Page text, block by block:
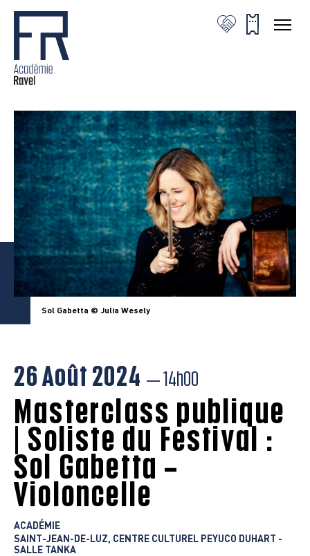
Sol Gabetta © Julia Wesely
26 Août 2024 — 14h00
Masterclass publique
| Soliste du Festival :
Sol Gabetta –
Violoncelle
ACADÉMIE
SAINT-JEAN-DE-LUZ, CENTRE CULTUREL PEYUCO DUHART -
SALLE TANKA